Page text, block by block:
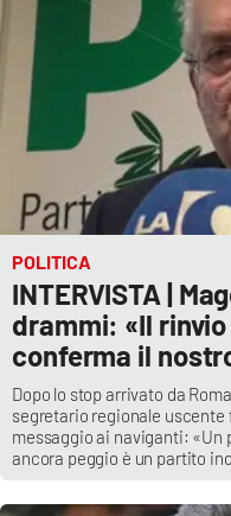
POLITICA
INTERVISTA |
drammi: «Il
conferma il
Dopo lo stop arrivato da
segretario regionale uscente
messaggio ai naviganti: «Un
ancora peggio è un partito